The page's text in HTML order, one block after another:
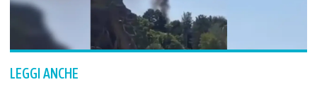
LEGGI ANCHE